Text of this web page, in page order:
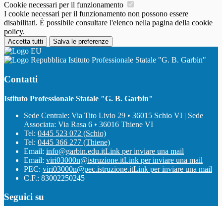
Cookie necessari per il funzionamento
I cookie necessari per il funzionamento non possono essere
disabilitati. È possibile consultare l'elenco nella pagina della cookie
policy.
Accetta tutti Salva le preferenze
Istituto Professionale Statale "G. B. Garbin"
Contatti
Istituto Professionale Statale "G. B. Garbin"
Sede Centrale: Via Tito Livio 29 • 36015 Schio VI | Sede
Associata: Via Rasa 6 • 36016 Thiene VI
Tel: 0445 523 072 (Schio)
Tel: 0445 366 277 (Thiene)
Email: info@garbin.edu.itLink per inviare una mail
Email: viri03000n@istruzione.itLink per inviare una mail
PEC: viri03000n@pec.istruzione.itLink per inviare una mail
C.F.: 83002250245
Seguici su